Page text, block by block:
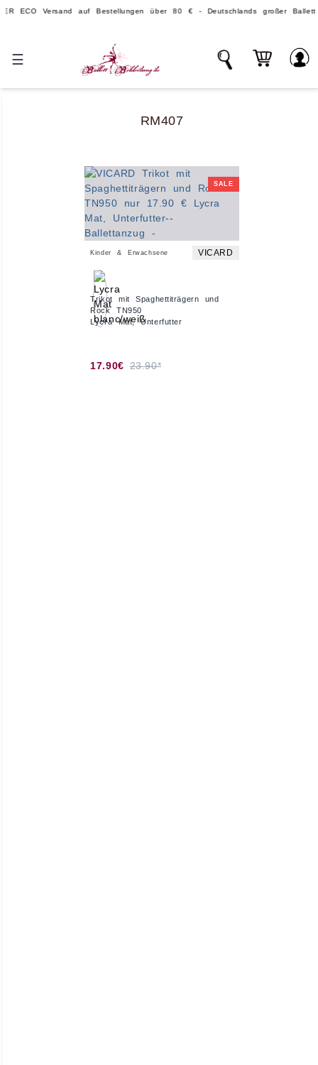
ECO Versand auf Bestellungen über 80 € - Deutschlands großer
☰
RM407
SALE
Kinder & Erwachsene VICARD
Trikot mit Spaghettiträgern und
Rock TN950
Lycra Mat, Unterfutter
17.90€ 23.90*